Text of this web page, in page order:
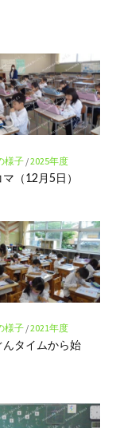
様子/2025年度
（12月5日）
様子/2021年度
タイムから始